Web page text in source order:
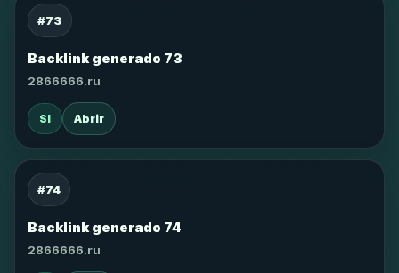
#73
Backlink generado 73
2866666.ru
SI Abrir
#74
Backlink generado 74
2866666.ru